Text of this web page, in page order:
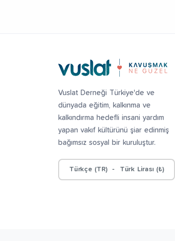
Vuslat Derneği Türkiye'de ve
dünyada eğitim, kalkınma ve
kalkındırma hedefli insani yardım
yapan vakıf kültürünü şiar edinmiş
bağımsız sosyal bir kuruluştur.
Türkçe (TR) - Türk Lirası (₺)